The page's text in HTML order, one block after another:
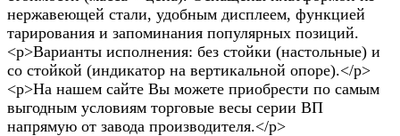
нержавеющей стали, удобным дисплеем, функцией
тарирования и запоминания популярных позиций.
<p>Варианты исполнения: без стойки (настольные) и
со стойкой (индикатор на вертикальной опоре).</p>
<p>На нашем сайте Вы можете приобрести по самым
выгодным условиям торговые весы серии ВП
напрямую от завода производителя.</p>